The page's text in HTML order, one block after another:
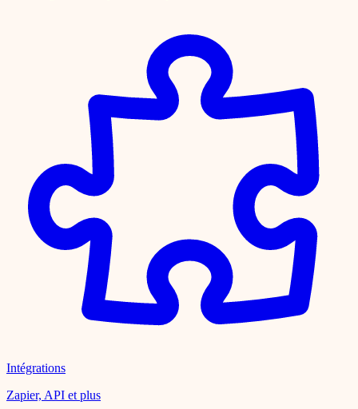
Intégrations
Zapier, API et plus